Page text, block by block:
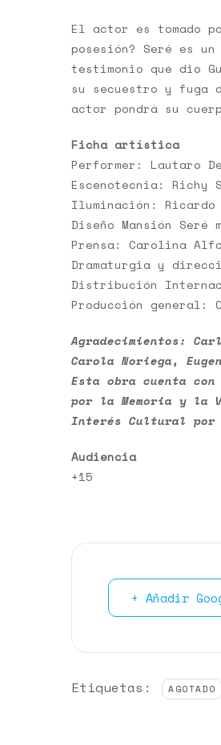
El actor es tomado
posesión? Seré es
testimonio que dio
su secuestro y fuga
actor pondrá su
Ficha artística
Performer: Lautaro
Escenotecnia: Richy
Iluminación: Ricardo
Diseño Mansión
Prensa: Carolina
Dramaturgia y
Distribución
Producción general:
Agradecimientos:
Carola Noriega,
Esta obra cuenta
por la Memoria y la
Interés Cultural por
Audiencia
+15
+ Añadir
Etiquetas: AGOTADO